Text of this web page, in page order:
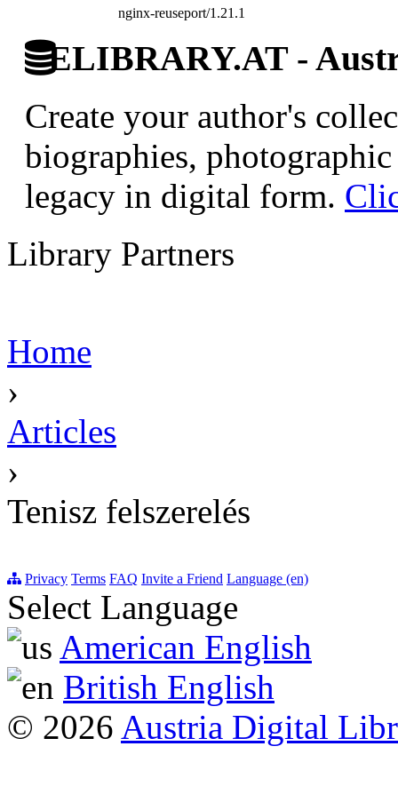
nginx-reuseport/1.21.1
ELIBRARY.AT -
Create your author's
biographies,
legacy in digital form.
Library Partners
Home
›
Articles
›
Tenisz felszerelés
Privacy Terms FAQ Invite a Friend Language (en)
Select Language
American English
British English
© 2026 Austria Digital